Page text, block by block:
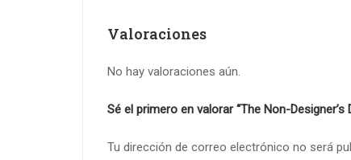
Valoraciones
No hay valoraciones aún.
Sé el primero en valorar “The Non-Designer’s
Tu dirección de correo electrónico no será